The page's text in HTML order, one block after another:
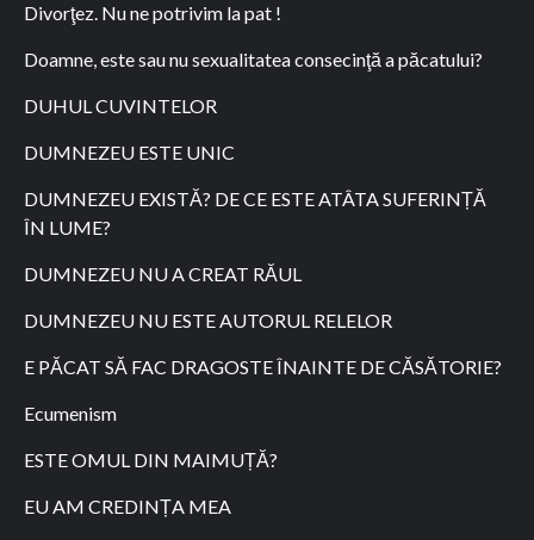
Divorţez. Nu ne potrivim la pat !
Doamne, este sau nu sexualitatea consecinţă a păcatului?
DUHUL CUVINTELOR
DUMNEZEU ESTE UNIC
DUMNEZEU EXISTĂ? DE CE ESTE ATÂTA SUFERINȚĂ
ÎN LUME?
DUMNEZEU NU A CREAT RĂUL
DUMNEZEU NU ESTE AUTORUL RELELOR
E PĂCAT SĂ FAC DRAGOSTE ÎNAINTE DE CĂSĂTORIE?
Ecumenism
ESTE OMUL DIN MAIMUȚĂ?
EU AM CREDINȚA MEA